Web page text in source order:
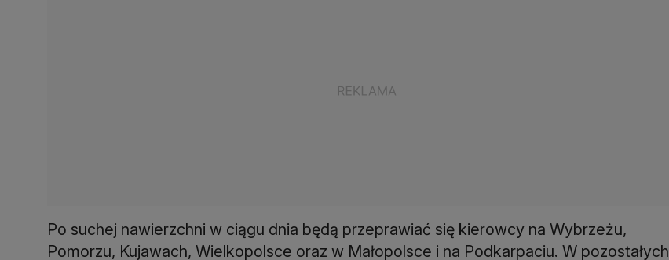
Po suchej nawierzchni w ciągu dnia będą przeprawiać się kierowcy na Wybrzeżu,
Pomorzu, Kujawach, Wielkopolsce oraz w Małopolsce i na Podkarpaciu. W pozostałych